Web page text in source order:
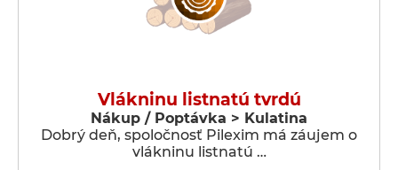
Vlákninu listnatú tvrdú
Nákup / Poptávka > Kulatina
Dobrý deň, spoločnosť Pilexim má záujem o
vlákninu listnatú …